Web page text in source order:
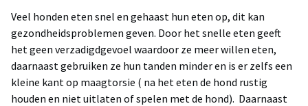
Veel honden eten snel en gehaast hun eten op, dit kan
gezondheidsproblemen geven. Door het snelle eten geeft
het geen verzadigdgevoel waardoor ze meer willen eten,
daarnaast gebruiken ze hun tanden minder en is er zelfs een
kleine kant op maagtorsie ( na het eten de hond rustig
houden en niet uitlaten of spelen met de hond). Daarnaast